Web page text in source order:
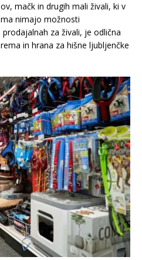
mačk in drugih mali živali, ki v
nimajo možnosti
za živali, je odlična
in hrana za hišne ljubljenčke